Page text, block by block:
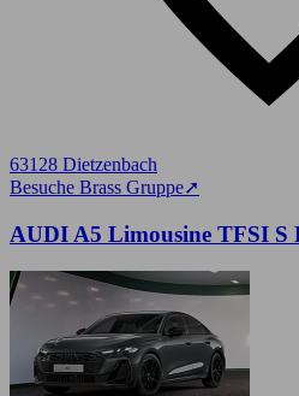
63128 Dietzenbach
Besuche Brass Gruppe➚
AUDI A5 Limousine TFSI S